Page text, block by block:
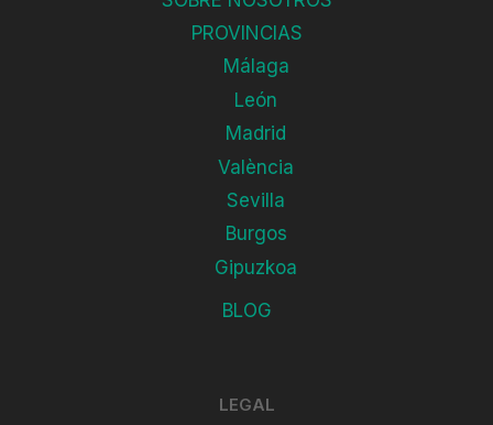
PROVINCIAS
Málaga
León
Madrid
València
Sevilla
Burgos
Gipuzkoa
BLOG
LEGAL